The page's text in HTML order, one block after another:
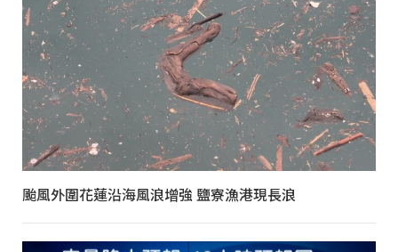
颱風外圍花蓮沿海風浪增強 鹽寮漁港現長浪